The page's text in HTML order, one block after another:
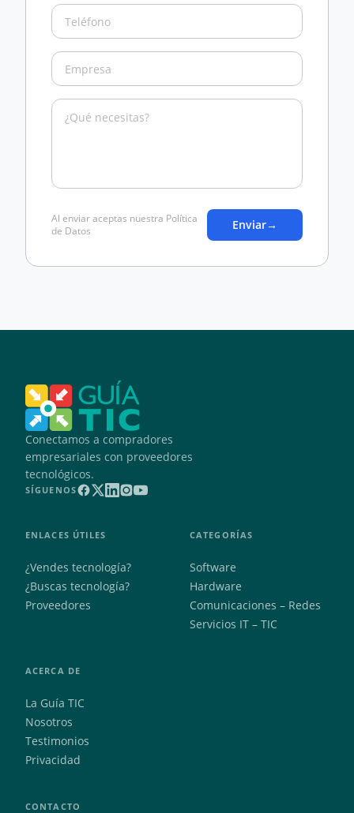
Al enviar aceptas nuestra Política
de Datos
Enviar→
Conectamos a compradores
empresariales con proveedores
tecnológicos.
SÍGUENOS
ENLACES ÚTILES
¿Vendes tecnología?
¿Buscas tecnología?
Proveedores
CATEGORÍAS
Software
Hardware
Comunicaciones – Redes
Servicios IT – TIC
ACERCA DE
La Guía TIC
Nosotros
Testimonios
Privacidad
CONTACTO